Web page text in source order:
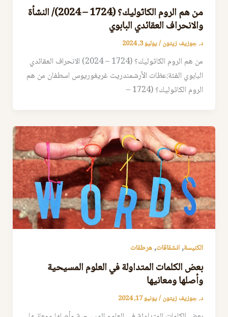
من هم الروم الكاثوليك؟ (1724 – 2024)/ النشأة
والانحراف العقائدي البابوي
د. جوزيف زيتون/يوليو 3, 2024
من هم الروم الكاثوليك؟ (1724 – 2024) الانحراف العقائدي
البابوي الفئة:عظات اﻷرشمندريت غريغوريوس اسطفان من هم
الروم الكاثوليك؟ (1724 –
الكنيسة,انشقاقات,هرطقات
بعض الكلمات المتداولة في العلوم المسيحية
وأصلها ومعانيها
د. جوزيف زيتون/يونيو 17, 2024